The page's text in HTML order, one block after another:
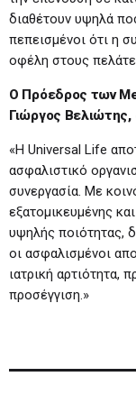
διαθέτουν υψηλά
πεπεισμένοι ότι η
οφέλη στους
Ο Πρόεδρος των
Γιώργος
«Η Universal Life
ασφαλιστικό
συνεργασία. Με
εξατομικευμένης
υψηλής ποιότητας,
οι ασφαλισμένοι
ιατρική αρτιότητα,
προσέγγιση.»